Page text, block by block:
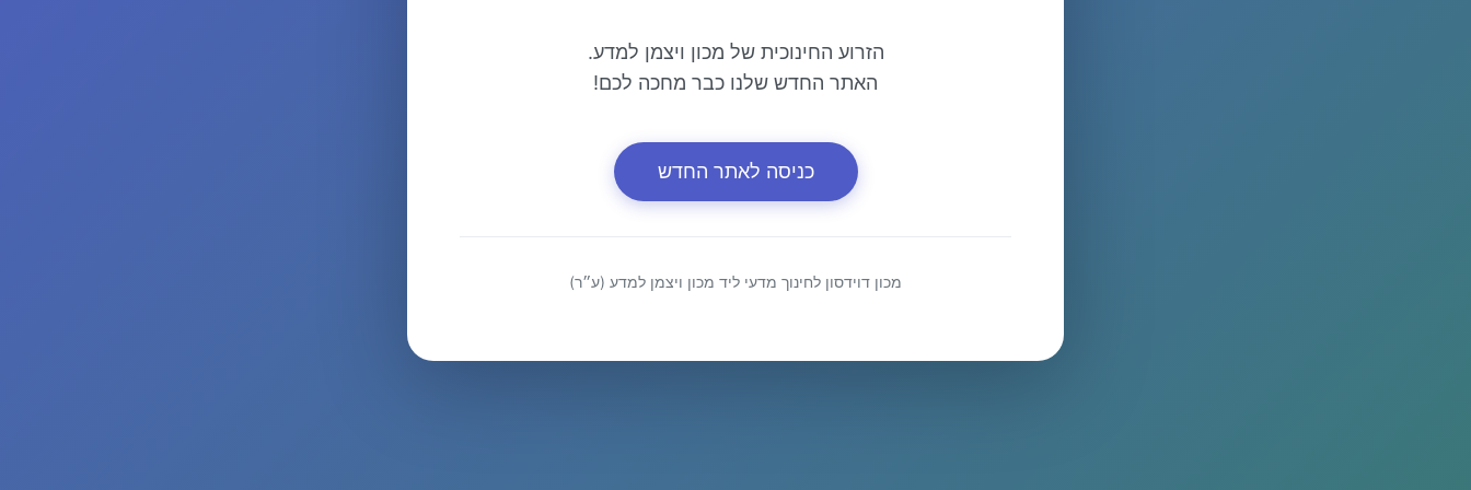
הזרוע החינוכית של מכון ויצמן למדע.
האתר החדש שלנו כבר מחכה לכם!
כניסה לאתר החדש
מכון דוידסון לחינוך מדעי ליד מכון ויצמן למדע (ע״ר)